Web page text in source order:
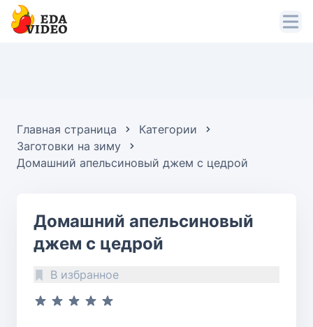
Главная страница
Категории
Заготовки на зиму
Домашний апельсиновый джем с цедрой
Домашний апельсиновый
джем с цедрой
В избранное